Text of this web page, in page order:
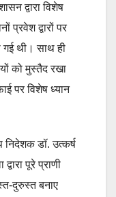
द्वारा विशेष
प्रवेश द्वारों पर
गई थी। साथ ही
को मुस्तैद रखा
पर विशेष ध्यान
निदेशक डॉ. उत्कर्ष
पूरे प्राणी
दुरुस्त बनाए